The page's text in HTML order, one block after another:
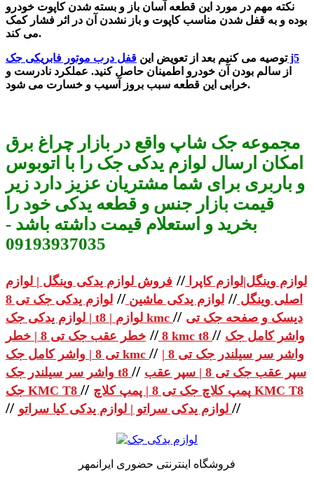
نکته مهم در مورد این قطعه آسان باز و بسته شدن کاپوت خودرو
بوده و به قفل شدن مناسب کاپوت و باز نشدن آن در اثر فشار کمک
می کند.
توصیه می ‌کنیم بعد از تعویض اینقفل درب موتور فابریکی جک j5
از سالم بودن آن خودرو اطمینان حاصل کنید. عملکرد نادرست و
خرابی این قطعه سبب بروز آسیب و خسارت می ‌شود.
مجموعه جک شاپ واقع در بازار چراغ برق
امکان ارسال لوازم یدکی جک را با اتوبوس
و باربری برای شما مشتریان عزیز دارد زیر
قیمت بازار جنس و قطعه یدکی خود را
بخرید و استعلام قیمت داشته باشد -
09193937035
لوازم وینگل|لوازم کاپرا // فروش لوازم یدکی وینگل | لوازم
اصلی وینگل // لوازم یدکی ماشین //
لوازم یدکی جک تی 8
| لوازم یدکی جک t8 | لوازم kmc // دیسک و صفحه جک تی
8
// خطر عقب جک تی 8 | خطر kmc t8 // واشر کامل جک
تی 8 | واشر کامل جک kmc // واشر سر سیلندر جک تی 8 |
واشر سر سیلندر جک t8 // سپر عقب جک تی 8 | سپر عقب
جک KMC T8 // پمپ کلاچ جک تی 8 | پمپ کلاچ KMC T8
// //
فروشگاه اینترنتی حضوری ایرانمهر